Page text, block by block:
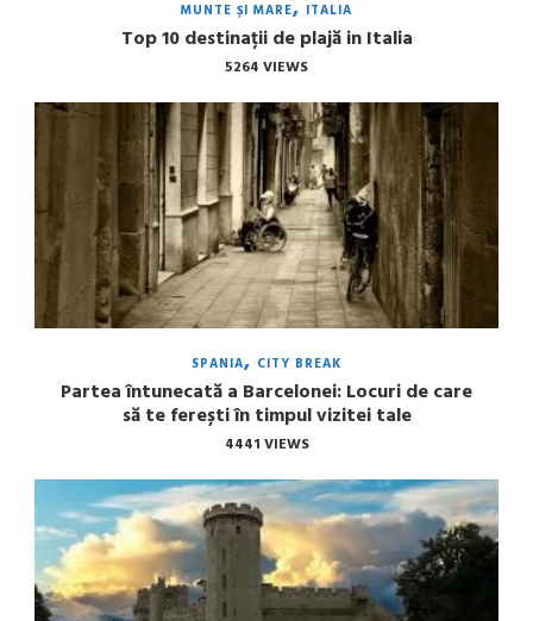
MUNTE ȘI MARE ITALIA
Top 10 destinații de plajă in Italia
5264 VIEWS
SPANIA CITY BREAK
Partea întunecată a Barcelonei: Locuri de care
să te ferești în timpul vizitei tale
4441 VIEWS